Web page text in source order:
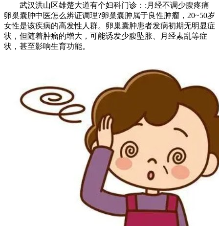
武汉洪山区雄楚大道有个妇科门诊：:月经不调少腹疼痛
卵巢囊肿中医怎么辨证调理?卵巢囊肿属于良性肿瘤，20~50岁
女性是该疾病的高发性人群。卵巢囊肿患者发病初期无明显症
状，但随着肿瘤的增大，可能诱发少腹坠胀、月经素乱等症
状，甚至影响生育功能。